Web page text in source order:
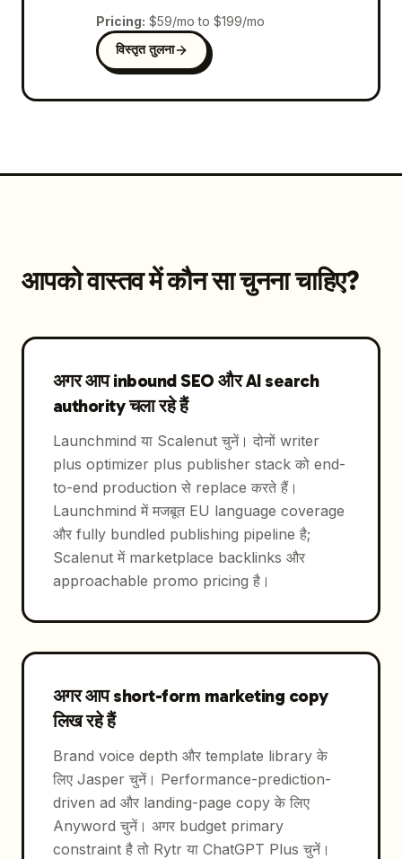
Pricing: $59/mo to $199/mo
विस्तृत तुलना
आपको वास्तव में कौन सा चुनना चाहिए?
अगर आप inbound SEO और AI search
authority चला रहे हैं
Launchmind या Scalenut चुनें। दोनों writer
plus optimizer plus publisher stack को end-
to-end production से replace करते हैं।
Launchmind में मजबूत EU language coverage
और fully bundled publishing pipeline है;
Scalenut में marketplace backlinks और
approachable promo pricing है।
अगर आप short-form marketing copy
लिख रहे हैं
Brand voice depth और template library के
लिए Jasper चुनें। Performance-prediction-
driven ad और landing-page copy के लिए
Anyword चुनें। अगर budget primary
constraint है तो Rytr या ChatGPT Plus चुनें।